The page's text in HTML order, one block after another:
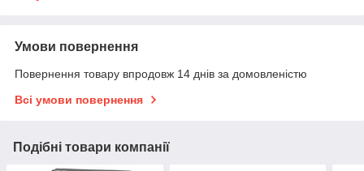
Умови повернення
Повернення товару впродовж 14 днів за домовленістю
Всі умови повернення
Подібні товари компанії